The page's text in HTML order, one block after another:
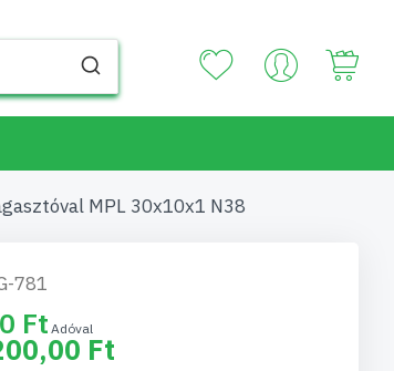
MPL 30x10x1 N38
781
Ft
Ft